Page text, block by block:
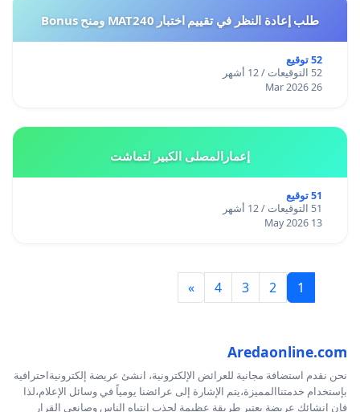
طلب إعادة النظر في تقييم اختبار MAT240 ومنح Bonus
52 توقيع
52 التوقيعات / 12 أشهر
26 Mar 2026
إعمارالمصلى الكبير لتماشت
51 توقيع
51 التوقيعات / 12 أشهر
13 May 2026
1
2
3
4
»
Aredaonline.com
نحن نقدم استضافة مجانية للعرائض الإلكترونية، انشئ عريضة إلكترونيةاحترافية
بإستخدام خدمتناالمميزة،يتم الإشارة إلى عرائضنا يومياً في وسائل الإعلام،لذا
فإن إنشائك عريضة يعتبر طريقة عظيمة لجذب إنتباه الناس وصانعي القرار